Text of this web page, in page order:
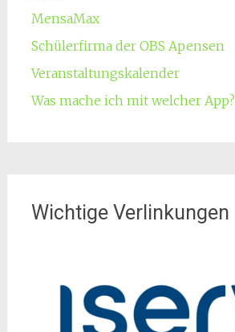
MensaMax
Schülerfirma der OBS Apensen
Veranstaltungskalender
Was mache ich mit welcher App?
Wichtige Verlinkungen